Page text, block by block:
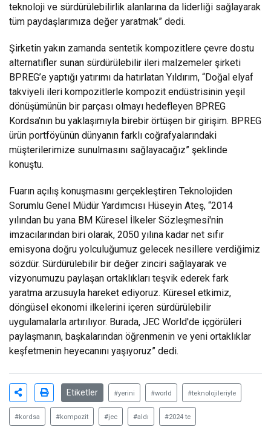
teknoloji ve sürdürülebilirlik alanlarına da liderliği sağlayarak
tüm paydaşlarımıza değer yaratmak” dedi.
Şirketin yakın zamanda sentetik kompozitlere çevre dostu
alternatifler sunan sürdürülebilir ileri malzemeler şirketi
BPREG’e yaptığı yatırımı da hatırlatan Yıldırım, “Doğal elyaf
takviyeli ileri kompozitlerle kompozit endüstrisinin yeşil
dönüşümünün bir parçası olmayı hedefleyen BPREG
Kordsa’nın bu yaklaşımıyla birebir örtüşen bir girişim. BPREG
ürün portföyünün dünyanın farklı coğrafyalarındaki
müşterilerimize sunulmasını sağlayacağız” şeklinde
konuştu.
Fuarın açılış konuşmasını gerçekleştiren Teknolojiden
Sorumlu Genel Müdür Yardımcısı Hüseyin Ateş, “2014
yılından bu yana BM Küresel İlkeler Sözleşmesi'nin
imzacılarından biri olarak, 2050 yılına kadar net sıfır
emisyona doğru yolculuğumuz gelecek nesillere verdiğimiz
sözdür. Sürdürülebilir bir değer zinciri sağlayarak ve
vizyonumuzu paylaşan ortaklıkları teşvik ederek fark
yaratma arzusuyla hareket ediyoruz. Küresel etkimiz,
döngüsel ekonomi ilkelerini içeren sürdürülebilir
uygulamalarla artırılıyor. Burada, JEC World'de içgörüleri
paylaşmanın, başkalarından öğrenmenin ve yeni ortaklıklar
keşfetmenin heyecanını yaşıyoruz” dedi.
Etiketler #yerini #world #teknolojileriyle
#kordsa #kompozit #jec #aldı #2024 te